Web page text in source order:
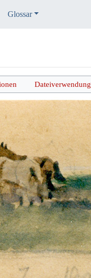
Glossar
Dateiverwendung